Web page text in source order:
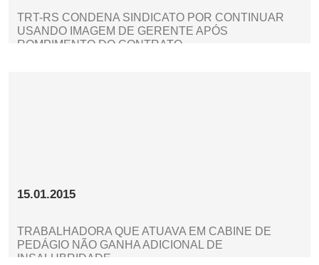
TRT-RS CONDENA SINDICATO POR CONTINUAR
USANDO IMAGEM DE GERENTE APÓS
ROMPIMENTO DO CONTRATO
15.01.2015
TRABALHADORA QUE ATUAVA EM CABINE DE
PEDÁGIO NÃO GANHA ADICIONAL DE
INSALUBRIDADE